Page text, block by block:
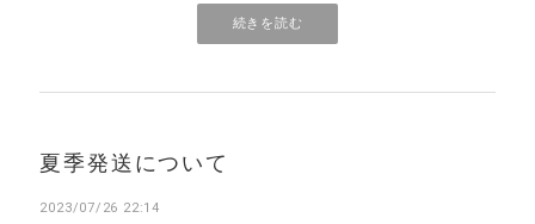
続きを読む
夏季発送について
2023/07/26 22:14